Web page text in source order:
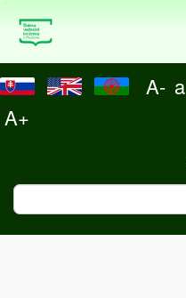
A- a
A+